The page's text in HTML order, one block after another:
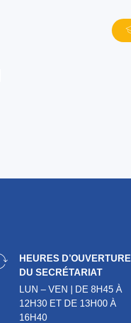
HEURES D’OUVERTURE
DU SECRÉTARIAT
LUN – VEN | DE 8H45 À
12H30 ET DE 13H00 À
16H40